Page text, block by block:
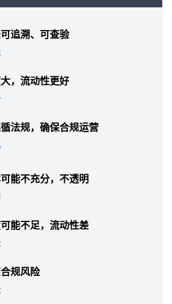
追溯、可查验
，流动性更好
法规，确保合规运营
能不充分，不透明
能不足，流动性差
规风险